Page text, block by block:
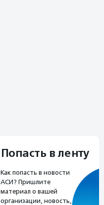
Попасть в ленту
Как попасть в новости
АСИ? Пришлите
материал о вашей
организации, новость,